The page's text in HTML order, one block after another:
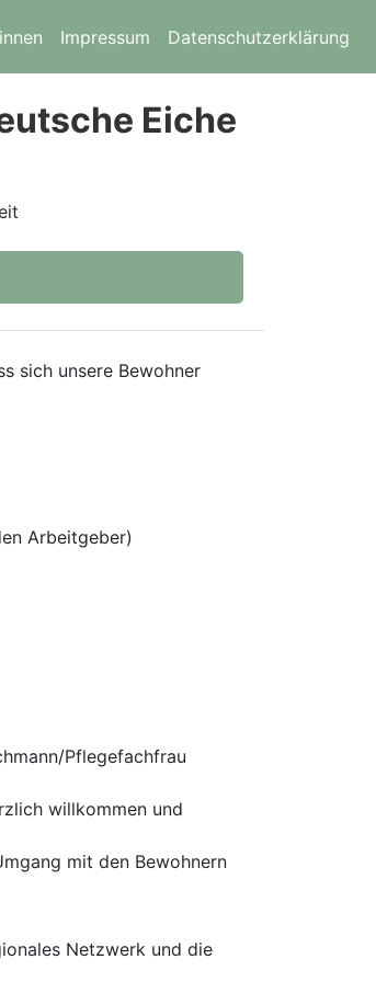
Impressum Datenschutzerklärung
Eiche
sich unsere Bewohner
Arbeitgeber)
Pflegefachfrau
willkommen und
mit den Bewohnern
Netzwerk und die